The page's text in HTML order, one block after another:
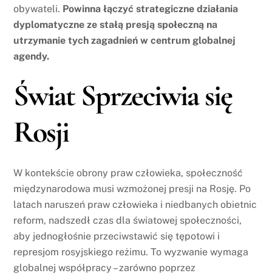
obywateli. Powinna łączyć strategiczne działania
dyplomatyczne ze stałą presją społeczną na
utrzymanie tych zagadnień w centrum globalnej
agendy.
Świat Sprzeciwia się
Rosji
W kontekście obrony praw człowieka, społeczność
międzynarodowa musi wzmożonej presji na Rosję. Po
latach naruszeń praw człowieka i niedbanych obietnic
reform, nadszedł czas dla światowej społeczności,
aby jednogłośnie przeciwstawić się tępotowi i
represjom rosyjskiego reżimu. To wyzwanie wymaga
globalnej współpracy – zarówno poprzez